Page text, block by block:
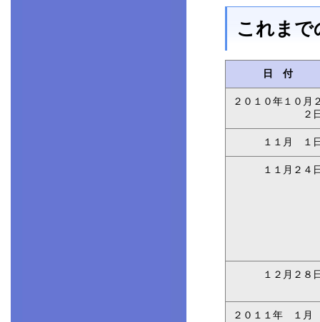
これまで
日 付
２０１０年１０月
２
１１月 １
１１月２４
１２月２８
２０１１年 １